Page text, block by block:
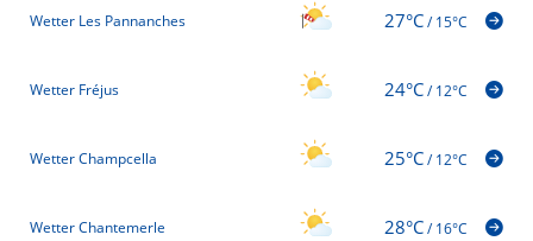
Wetter Les Pannanches 27°C/15°C
Wetter Fréjus 24°C/12°C
Wetter Champcella 25°C/12°C
Wetter Chantemerle 28°C/16°C